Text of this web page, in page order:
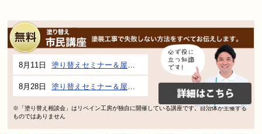
8月11日 塗り替えセミナー＆屋根、外壁の塗り替え市民講座 inぎふメディアコスモス
8月28日 塗り替えセミナー＆屋根、外壁の塗り替え市民講座 inぎふメディアコスモス
※「塗り替え相談会」はリペイン工房が独自に開催している講座です。自治体が主催する
ものではありません